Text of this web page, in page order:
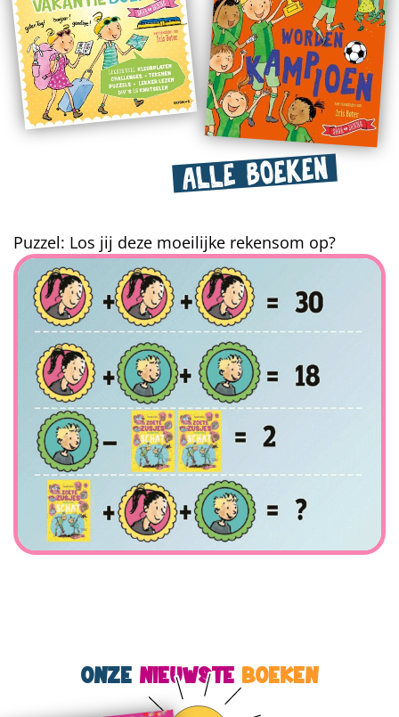
ALLE BOEKEN
Puzzel: Los jij deze moeilijke rekensom op?
ONZE NIEUWSTE BOEKEN